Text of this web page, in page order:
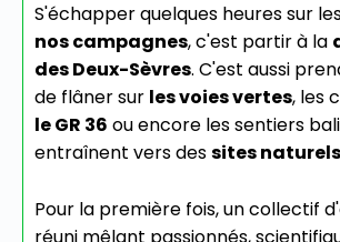
S'échapper quelques heures sur
nos campagnes, c'est partir à la
des Deux-Sèvres. C'est aussi
de flâner sur les voies vertes, les
le GR 36 ou encore les sentiers
entraînent vers dessites
Pour la première fois, un collectif
réuni mêlant passionnés,